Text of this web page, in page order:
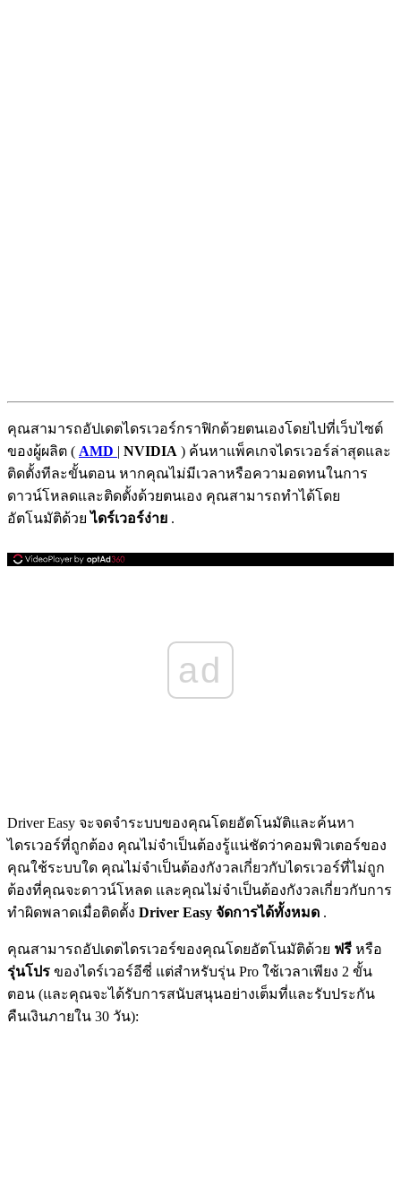
คุณสามารถอัปเดตไดรเวอร์กราฟิกด้วยตนเองโดยไปที่เว็บไซต์
ของผู้ผลิต ( AMD | NVIDIA ) ค้นหาแพ็คเกจไดรเวอร์ล่าสุดและ
ติดตั้งทีละขั้นตอน หากคุณไม่มีเวลาหรือความอดทนในการ
ดาวน์โหลดและติดตั้งด้วยตนเอง คุณสามารถทำได้โดย
อัตโนมัติด้วยไดร์เวอร์ง่าย .
ad
Driver Easy จะจดจำระบบของคุณโดยอัตโนมัติและค้นหา
ไดรเวอร์ที่ถูกต้อง คุณไม่จำเป็นต้องรู้แน่ชัดว่าคอมพิวเตอร์ของ
คุณใช้ระบบใด คุณไม่จำเป็นต้องกังวลเกี่ยวกับไดรเวอร์ที่ไม่ถูก
ต้องที่คุณจะดาวน์โหลด และคุณไม่จำเป็นต้องกังวลเกี่ยวกับการ
ทำผิดพลาดเมื่อติดตั้ง Driver Easy จัดการได้ทั้งหมด .
คุณสามารถอัปเดตไดรเวอร์ของคุณโดยอัตโนมัติด้วย ฟรี หรือ
รุ่นโปร ของไดร์เวอร์อีซี่ แต่สำหรับรุ่น Pro ใช้เวลาเพียง 2 ขั้น
ตอน (และคุณจะได้รับการสนับสนุนอย่างเต็มที่และรับประกัน
คืนเงินภายใน 30 วัน):